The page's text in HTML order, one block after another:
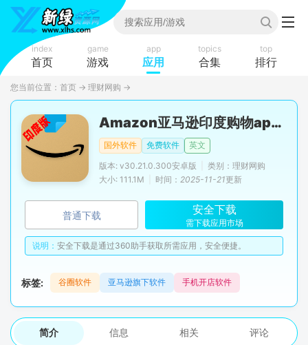
index
首页
game
游戏
app
应用
topics
合集
top
排行
您当前位置： 首页 → 理财网购 →
Amazon亚马逊印度购物app手机版
国外软件 免费软件
英文
版本: v30.21.0.300安卓版
类别：理财网购
大小: 111.1M
时间： 2025-11-21更新
普通下载 安全下载
需下载应用市场
说明： 安全下载是通过360助手获取所需应用，安全便捷。
标签: 谷圈软件 亚马逊旗下软件 手机开店软件
简介 信息 相关 评论